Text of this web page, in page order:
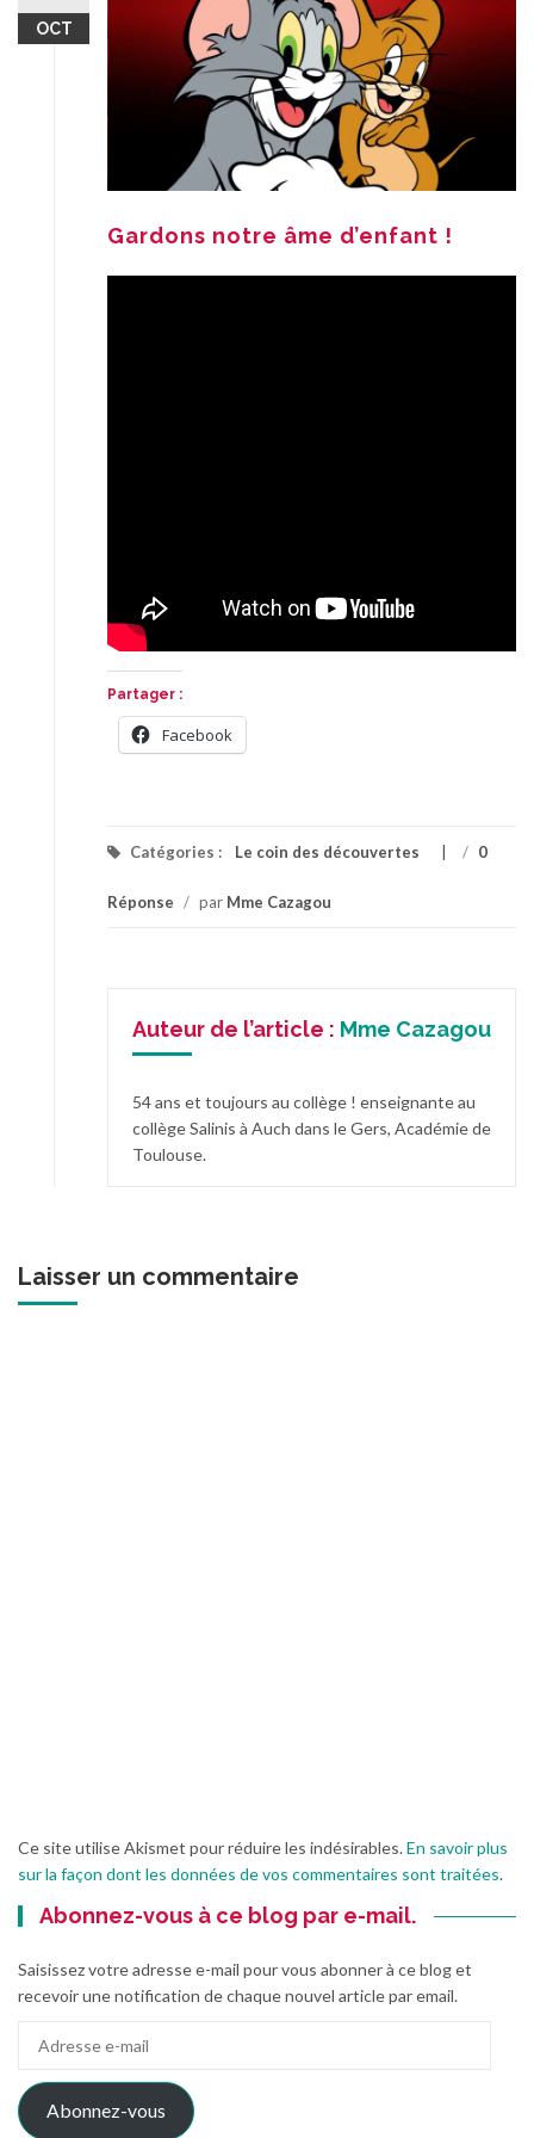
OCT
Gardons notre âme d’enfant !
Partager :
Facebook
Catégories : Le coin des découvertes / 0
Réponse / par Mme Cazagou
Auteur de l’article : Mme Cazagou
54 ans et toujours au collège ! enseignante au
collège Salinis à Auch dans le Gers, Académie de
Toulouse.
Laisser un commentaire
Ce site utilise Akismet pour réduire les indésirables.En savoir plus
sur la façon dont les données de vos commentaires sont traitées.
Abonnez-vous à ce blog par e-mail.
Saisissez votre adresse e-mail pour vous abonner à ce blog et
recevoir une notification de chaque nouvel article par email.
mail
Abonnez-vous